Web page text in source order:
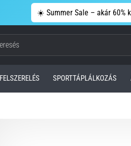
☀️ Summer Sale – akár 60%
FELSZERELÉS SPORTTÁPLÁLKOZÁS